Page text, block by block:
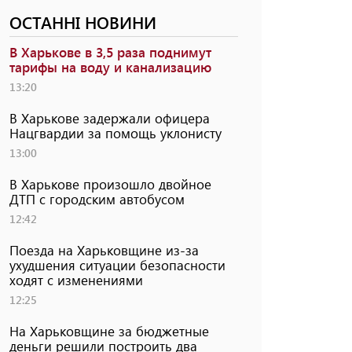
ОСТАННІ НОВИНИ
В Харькове в 3,5 раза поднимут
тарифы на воду и канализацию
13:20
В Харькове задержали офицера
Нацгвардии за помощь уклонисту
13:00
В Харькове произошло двойное
ДТП с городским автобусом
12:42
Поезда на Харьковщине из-за
ухудшения ситуации безопасности
ходят с изменениями
12:25
На Харьковщине за бюджетные
деньги решили построить два